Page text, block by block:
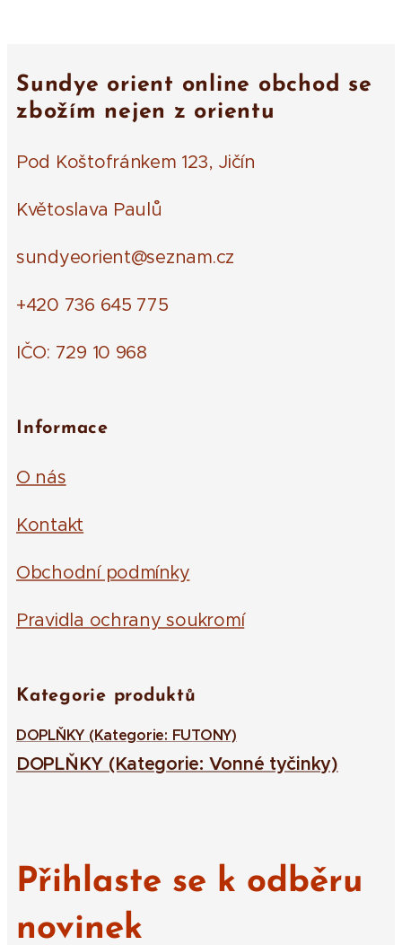
Sundye orient online obchod se
zbožím nejen z orientu
Pod Koštofránkem 123, Jičín
Květoslava Paulů
sundyeorient@seznam.cz
+420 736 645 775
IČO: 729 10 968
Informace
O nás
Kontakt
Obchodní podmínky
Pravidla ochrany soukromí
Kategorie produktů
DOPLŇKY (Kategorie: FUTONY)
DOPLŇKY (Kategorie: Vonné tyčinky)
Přihlaste se k odběru
novinek